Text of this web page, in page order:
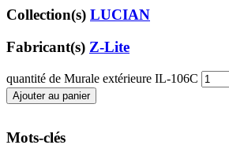
Collection(s) LUCIAN
Fabricant(s) Z-Lite
quantité de Murale extérieure IL-106C
Ajouter au panier
Mots-clés